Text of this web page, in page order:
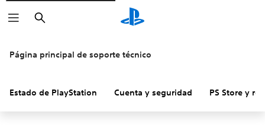
Buscar
Página principal de soporte técnico
Estado de PlayStation Cuenta y seguridad PS Store y